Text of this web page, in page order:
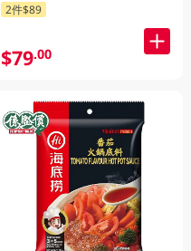
2件$89
$79.00